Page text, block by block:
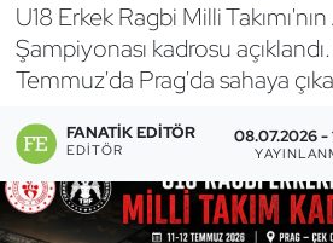
U18 Erkek Ragbi Milli
Şampiyonası kadrosu açıklandı.
Temmuz'da Prag'da sahaya
FANATIK EDITÖR
EDITÖR
08.07.2026 -
Bocce Bowling Dart
Buz Hokeyi